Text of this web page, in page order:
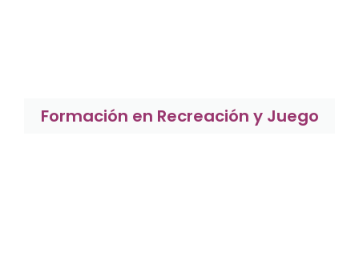
Formación en Recreación y Juego